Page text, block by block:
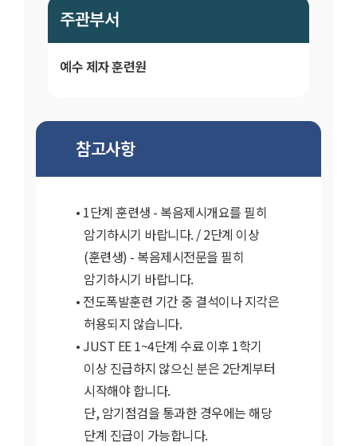
주관부서
예수 제자 훈련원
참고사항
1단계 훈련생 - 복음제시개요를 필히
암기하시기 바랍니다. / 2단계 이상
(훈련생) - 복음제시전문을 필히
암기하시기 바랍니다.
전도폭발훈련 기간 중 결석이나 지각은
허용되지 않습니다.
JUST EE 1~4단계 수료 이후 1학기
이상 진급하지 않으신 분은 2단계부터
시작해야 합니다.
단, 암기점검을 통과한 경우에는 해당
단계 진급이 가능합니다.